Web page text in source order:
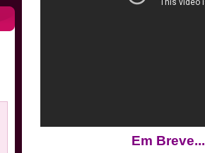
Em Breve...